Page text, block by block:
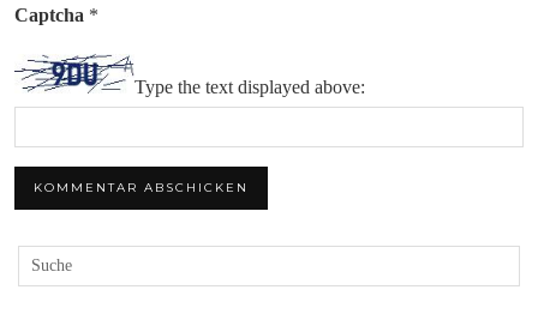
Captcha *
Type the text displayed above: